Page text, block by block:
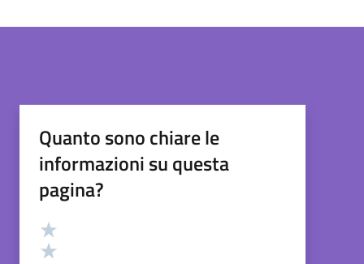
Quanto sono chiare le
informazioni su questa
pagina?
Valutazione